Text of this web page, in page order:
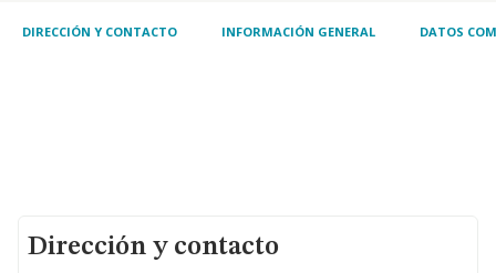
ensayo, inspección o
DIRECCIÓN Y CONTACTO INFORMACIÓN GENERAL DATOS
Dirección y contacto